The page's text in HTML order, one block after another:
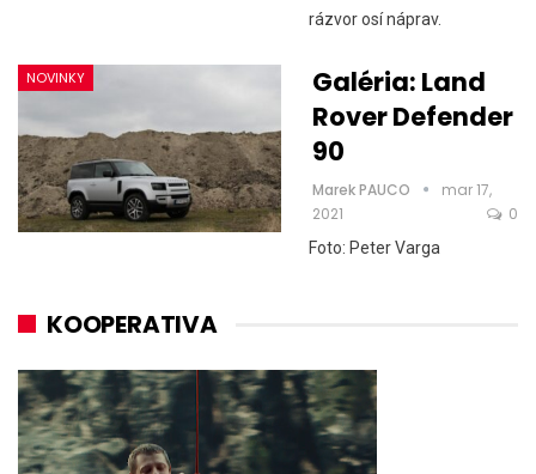
rázvor osí náprav.
NOVINKY
Galéria: Land
Rover Defender
90
Marek PAUCO
mar 17,
2021
0
Foto: Peter Varga
KOOPERATIVA